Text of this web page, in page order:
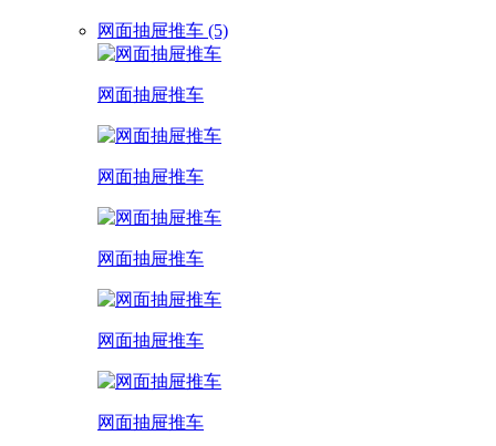
网面抽屉推车 (5)
网面抽屉推车
网面抽屉推车
网面抽屉推车
网面抽屉推车
网面抽屉推车